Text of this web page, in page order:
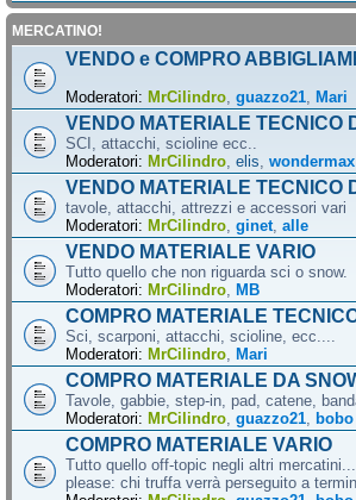
MERCATINO!
VENDO e COMPRO
Moderatori: MrCilindro guazzo21 Mari
VENDO MATERIALE TECNICO
SCI, attacchi, scioline ecc..
Moderatori: MrCilindro elis wondermax
VENDO MATERIALE TECNICO
tavole, attacchi, attrezzi e accessori vari
Moderatori: MrCilindro ginet alle
VENDO MATERIALE VARIO
Tutto quello che non riguarda sci o snow.
Moderatori: MrCilindro MB
COMPRO MATERIALE
Sci, scarponi, attacchi, scioline, ecc....
Moderatori: MrCilindro Mari
COMPRO MATERIALE DA
Tavole, gabbie, step-in, pad, catene,
Moderatori: MrCilindro guazzo21 bobo
COMPRO MATERIALE VARIO
Tutto quello off-topic negli altri mercatini...
please: chi truffa verrà perseguito a